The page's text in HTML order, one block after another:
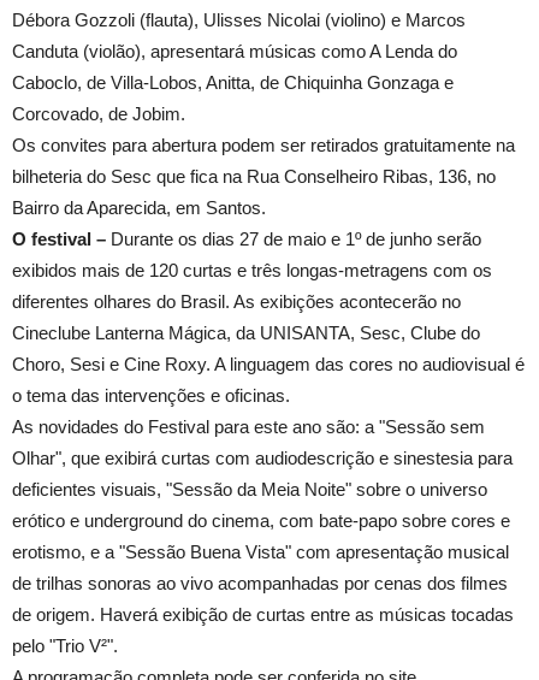
Débora Gozzoli (flauta), Ulisses Nicolai (violino) e Marcos
Canduta (violão), apresentará músicas como A Lenda do
Caboclo, de Villa-Lobos, Anitta, de Chiquinha Gonzaga e
Corcovado, de Jobim.
Os convites para abertura podem ser retirados gratuitamente na
bilheteria do Sesc que fica na Rua Conselheiro Ribas, 136, no
Bairro da Aparecida, em Santos.
O festival – Durante os dias 27 de maio e 1º de junho serão
exibidos mais de 120 curtas e três longas-metragens com os
diferentes olhares do Brasil. As exibições acontecerão no
Cineclube Lanterna Mágica, da UNISANTA, Sesc, Clube do
Choro, Sesi e Cine Roxy. A linguagem das cores no audiovisual é
o tema das intervenções e oficinas.
As novidades do Festival para este ano são: a "Sessão sem
Olhar", que exibirá curtas com audiodescrição e sinestesia para
deficientes visuais, "Sessão da Meia Noite" sobre o universo
erótico e underground do cinema, com bate-papo sobre cores e
erotismo, e a "Sessão Buena Vista" com apresentação musical
de trilhas sonoras ao vivo acompanhadas por cenas dos filmes
de origem. Haverá exibição de curtas entre as músicas tocadas
pelo "Trio V²".